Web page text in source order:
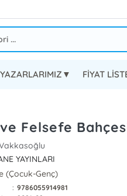
YAZARLARIMIZ▼ FİYAT
Felsefe
YAYINLARI
(Çocuk-Genç)
: 9786055914981